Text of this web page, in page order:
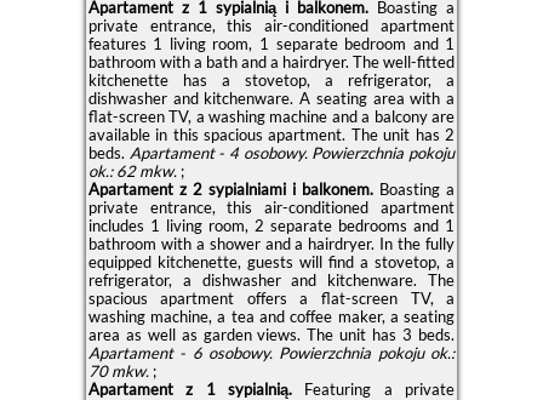
Apartament z 1 sypialnią i balkonem. Boasting a
private entrance, this air-conditioned apartment
features 1 living room, 1 separate bedroom and 1
bathroom with a bath and a hairdryer. The well-fitted
kitchenette has a stovetop, a refrigerator, a
dishwasher and kitchenware. A seating area with a
flat-screen TV, a washing machine and a balcony are
available in this spacious apartment. The unit has 2
beds. Apartament - 4 osobowy. Powierzchnia pokoju
ok.: 62 mkw.;
Apartament z 2 sypialniami i balkonem. Boasting a
private entrance, this air-conditioned apartment
includes 1 living room, 2 separate bedrooms and 1
bathroom with a shower and a hairdryer. In the fully
equipped kitchenette, guests will find a stovetop, a
refrigerator, a dishwasher and kitchenware. The
spacious apartment offers a flat-screen TV, a
washing machine, a tea and coffee maker, a seating
area as well as garden views. The unit has 3 beds.
Apartament - 6 osobowy. Powierzchnia pokoju ok.:
70 mkw.;
Apartament z 1 sypialnią. Featuring a private